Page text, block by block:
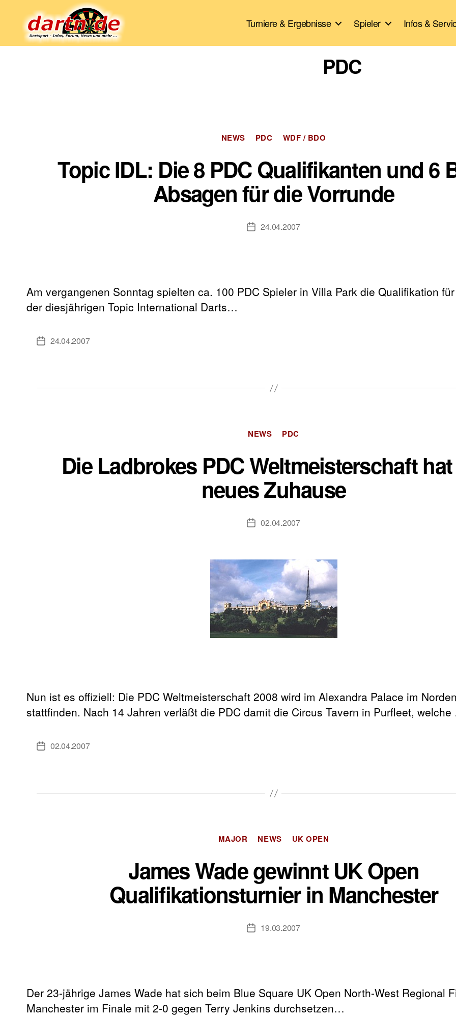
Turniere & Ergebnisse Spieler Infos &
PDC
Kategorien
NEWS PDC WDF / BDO
Topic IDL: Die 8 PDC Qualifikanten und 6
Absagen für die Vorrunde
Veröffentlichungsdatum
24.04.2007
Am vergangenen Sonntag spielten ca. 100 PDC Spieler in Villa Park die Qualifikation
der diesjährigen Topic International Darts…
Veröffentlichungsdatum
24.04.2007
Kategorien
NEWS PDC
Die Ladbrokes PDC Weltmeisterschaft
neues Zuhause
Veröffentlichungsdatum
02.04.2007
Nun ist es offiziell: Die PDC Weltmeisterschaft 2008 wird im Alexandra Palace im
stattfinden. Nach 14 Jahren verläßt die PDC damit die Circus Tavern in Purfleet,
Veröffentlichungsdatum
02.04.2007
Kategorien
MAJOR NEWS UK OPEN
James Wade gewinnt UK Open
Qualifikationsturnier in Manchester
Veröffentlichungsdatum
19.03.2007
Der 23-jährige James Wade hat sich beim Blue Square UK Open North-West Regional
Manchester im Finale mit 2-0 gegen Terry Jenkins durchsetzen…